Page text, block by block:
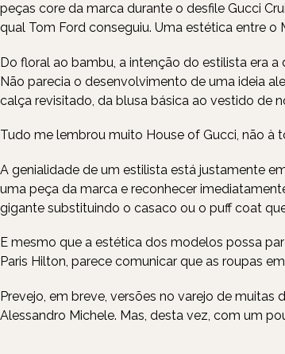
peças core da marca durante o desfile Gucci
qual Tom Ford conseguiu. Uma estética entre o
Do floral ao bambu, a intenção do estilista era
Não parecia o desenvolvimento de uma ideia
calça revisitado, da blusa básica ao vestido de
Tudo me lembrou muito House of Gucci, não à
A genialidade de um estilista está justamente
uma peça da marca e reconhecer
gigante substituindo o casaco ou o puff coat
E mesmo que a estética dos modelos possa
Paris Hilton, parece comunicar que as roupas
Prevejo, em breve, versões no varejo de
Alessandro Michele. Mas, desta vez, com um